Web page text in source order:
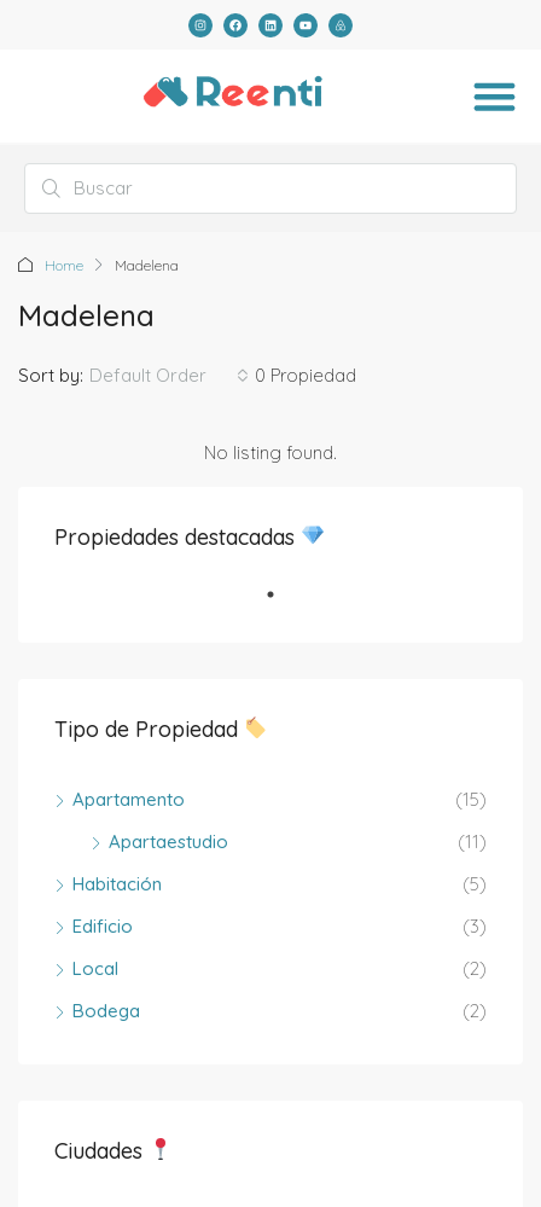
Home Madelena
Madelena
0 Propiedad
Sort by: Default Order
No listing found.
Propiedades destacadas
Tipo de Propiedad
Apartamento
(15)
Apartaestudio
(11)
Habitación
(5)
Edificio
(3)
Local
(2)
Bodega
(2)
Ciudades